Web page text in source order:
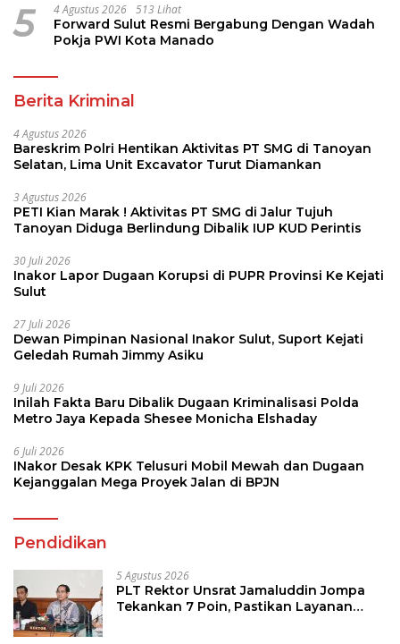
5 4 Agustus 2026 513 Lihat
Forward Sulut Resmi Bergabung Dengan Wadah
Pokja PWI Kota Manado
Berita Kriminal
4 Agustus 2026
Bareskrim Polri Hentikan Aktivitas PT SMG di Tanoyan
Selatan, Lima Unit Excavator Turut Diamankan
3 Agustus 2026
PETI Kian Marak ! Aktivitas PT SMG di Jalur Tujuh
Tanoyan Diduga Berlindung Dibalik IUP KUD Perintis
30 Juli 2026
Inakor Lapor Dugaan Korupsi di PUPR Provinsi Ke Kejati
Sulut
27 Juli 2026
Dewan Pimpinan Nasional Inakor Sulut, Suport Kejati
Geledah Rumah Jimmy Asiku
9 Juli 2026
Inilah Fakta Baru Dibalik Dugaan Kriminalisasi Polda
Metro Jaya Kepada Shesee Monicha Elshaday
6 Juli 2026
INakor Desak KPK Telusuri Mobil Mewah dan Dugaan
Kejanggalan Mega Proyek Jalan di BPJN
Pendidikan
5 Agustus 2026
PLT Rektor Unsrat Jamaluddin Jompa
Tekankan 7 Poin, Pastikan Layanan